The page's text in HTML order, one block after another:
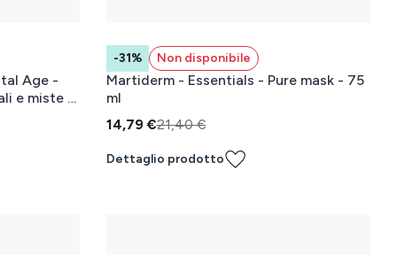
Age -
e miste -
-31% Non disponibile
Martiderm - Essentials - Pure mask - 75
ml
14,79 €21,40 €
Dettaglio prodotto